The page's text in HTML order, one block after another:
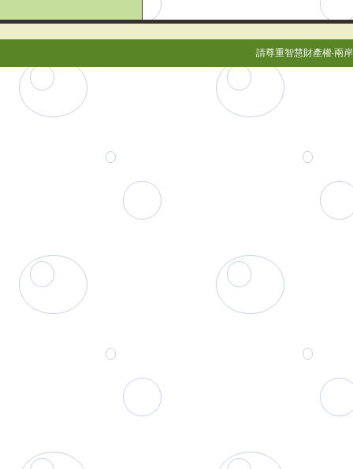
請尊重智慧財產權‧兩